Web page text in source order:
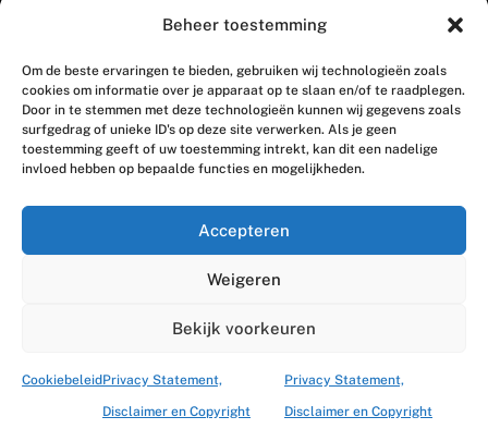
Beheer toestemming
Om de beste ervaringen te bieden, gebruiken wij technologieën zoals
cookies om informatie over je apparaat op te slaan en/of te raadplegen.
Door in te stemmen met deze technologieën kunnen wij gegevens zoals
surfgedrag of unieke ID's op deze site verwerken. Als je geen
toestemming geeft of uw toestemming intrekt, kan dit een nadelige
invloed hebben op bepaalde functies en mogelijkheden.
Accepteren
Weigeren
Bekijk voorkeuren
CookiebeleidPrivacy Statement,
Disclaimer en Copyright
Privacy Statement,
Disclaimer en Copyright
Belangenbehartiging
Contact
Houttuinlaan 8
3447 GM Woerden